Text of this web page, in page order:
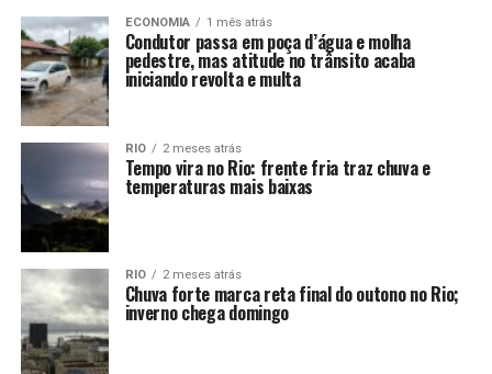
ECONOMIA 1 mês atrás
Condutor passa em poça d’água e molha
pedestre, mas atitude no trânsito acaba
iniciando revolta e multa
RIO 2 meses atrás
Tempo vira no Rio: frente fria traz chuva e
temperaturas mais baixas
RIO 2 meses atrás
Chuva forte marca reta final do outono no Rio;
inverno chega domingo